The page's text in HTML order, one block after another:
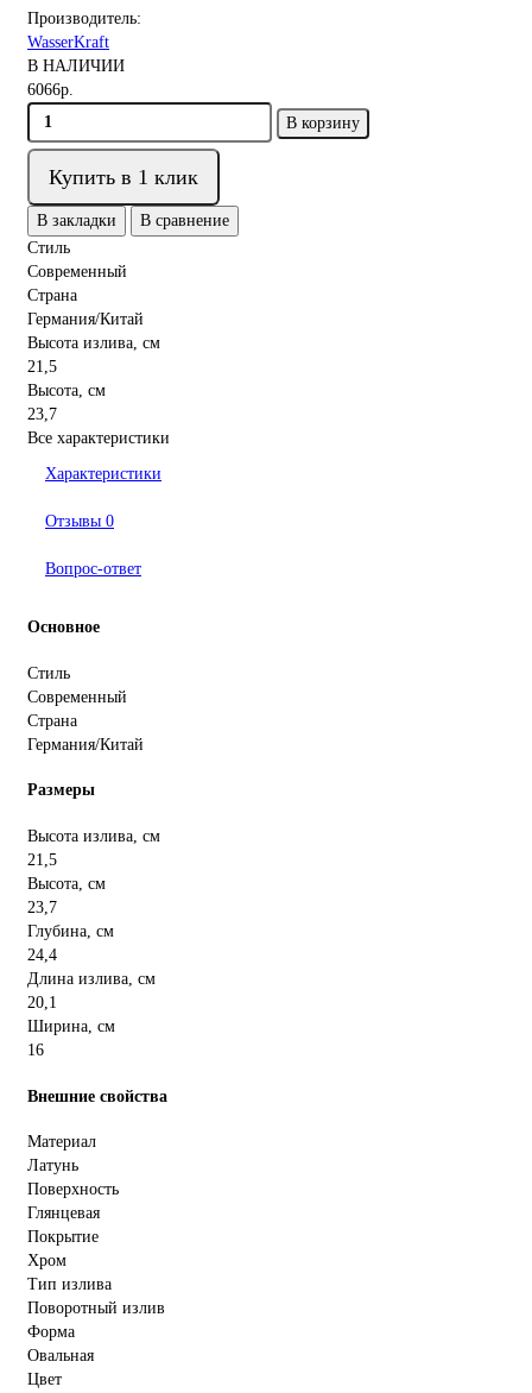
Производитель:
WasserKraft
В НАЛИЧИИ
6066р.
В корзину
Купить в 1 клик
В закладки
В сравнение
Стиль
Современный
Страна
Германия/Китай
Высота излива, см
21,5
Высота, см
23,7
Все характеристики
Характеристики
Отзывы 0
Вопрос-ответ
Основное
Стиль
Современный
Страна
Германия/Китай
Размеры
Высота излива, см
21,5
Высота, см
23,7
Глубина, см
24,4
Длина излива, см
20,1
Ширина, см
16
Внешние свойства
Материал
Латунь
Поверхность
Глянцевая
Покрытие
Хром
Тип излива
Поворотный излив
Форма
Овальная
Цвет